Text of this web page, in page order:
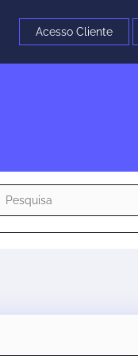
Acesso Cliente